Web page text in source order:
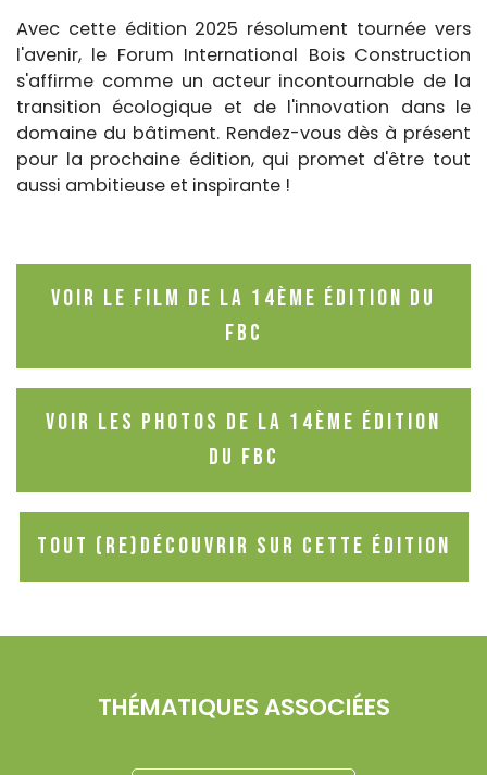
Avec cette édition 2025 résolument tournée vers
l'avenir, le Forum International Bois Construction
s'affirme comme un acteur incontournable de la
transition écologique et de l'innovation dans le
domaine du bâtiment. Rendez-vous dès à présent
pour la prochaine édition, qui promet d'être tout
aussi ambitieuse et inspirante !
Voir le film de la 14ème édition du
FBC
Voir les photos de la 14ème édition
du FBC
Tout (re)découvrir sur cette édition
THÉMATIQUES ASSOCIÉES